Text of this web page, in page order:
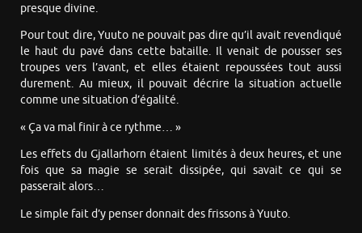
presque divine.
Pour tout dire, Yuuto ne pouvait pas dire qu’il avait revendiqué
le haut du pavé dans cette bataille. Il venait de pousser ses
troupes vers l’avant, et elles étaient repoussées tout aussi
durement. Au mieux, il pouvait décrire la situation actuelle
comme une situation d’égalité.
« Ça va mal finir à ce rythme… »
Les effets du Gjallarhorn étaient limités à deux heures, et une
fois que sa magie se serait dissipée, qui savait ce qui se
passerait alors…
Le simple fait d’y penser donnait des frissons à Yuuto.